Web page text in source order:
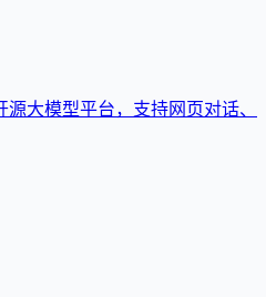
大模型平台，支持网页对话、